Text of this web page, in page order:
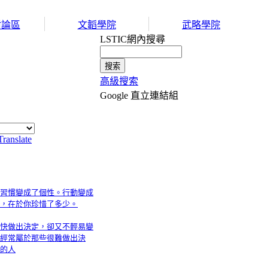
區 文韜學院 武略學院
慣變成了個性。行動變成
在於你珍惜了多少。
做出決定，卻又不輕易變
常屬於那些很難做出決
人
LSTIC網內搜尋
高級搜索
Google 直立連結組